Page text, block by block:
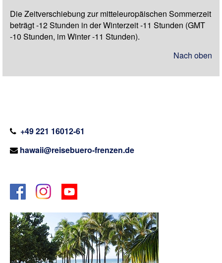
Die Zeitverschiebung zur mitteleuropäischen Sommerzeit
beträgt -12 Stunden in der Winterzeit -11 Stunden (GMT
-10 Stunden, im Winter -11 Stunden).
Nach oben
+49 221 16012-61
hawaii@reisebuero-frenzen.de